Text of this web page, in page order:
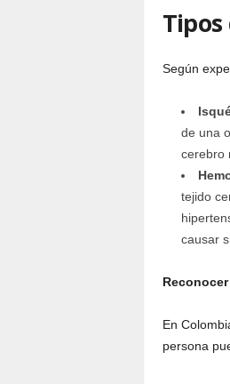
Según
de una
cerebro
tejido
causar
En
persona